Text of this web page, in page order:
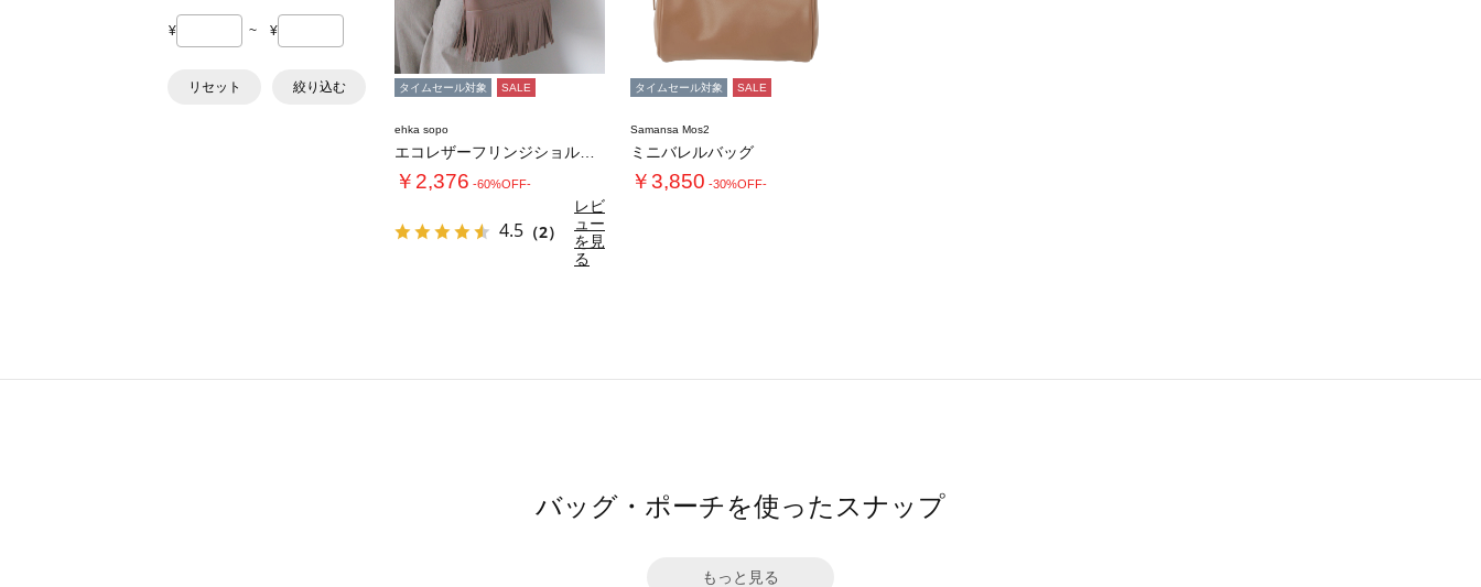
¥ ~ ¥
リセット 絞り込む タイムセール対象 SALE
ehka sopo
￥2,376 -60%OFF-
4.5 （2）
レビ
ュー
を見
る
タイムセール対象 SALE
Samansa Mos2
ミニバレルバッグ
￥3,850 -30%OFF-
バッグ・ポーチを使ったスナップ
もっと見る